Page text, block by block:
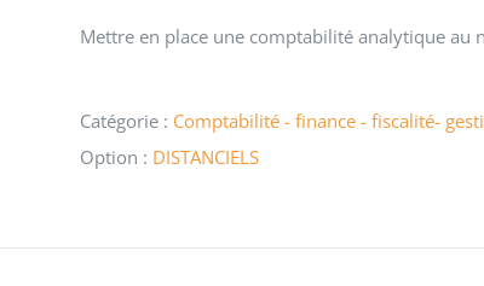
Mettre en place une comptabilité analytique au
Catégorie : Comptabilité - finance - fiscalité-
Option : DISTANCIELS